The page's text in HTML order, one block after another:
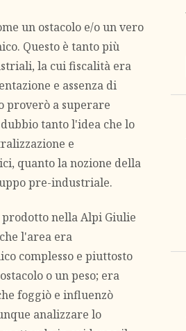
un ostacolo e/o un vero
Questo è tanto più
la cui fiscalità era
e assenza di
proverò a superare
tanto l'idea che lo
e
quanto la nozione della
pre-industriale.
nella Alpi Giulie
l'area era
complesso e piuttosto
o un peso; era
foggiò e influenzò
analizzare lo